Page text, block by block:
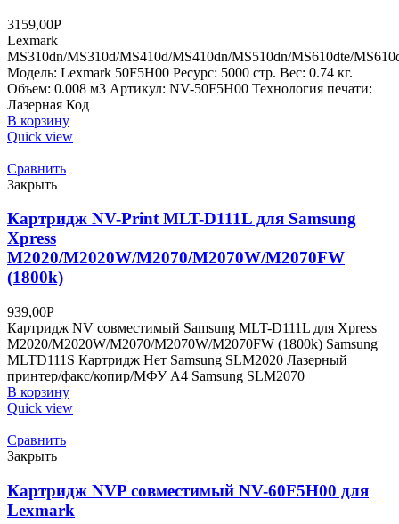
3159,00Р
Lexmark
MS310dn/MS310d/MS410d/MS410dn/MS510dn/MS610dte/
Модель: Lexmark 50F5H00 Ресурс: 5000 стр. Вес: 0.74 кг.
Объем: 0.008 м3 Артикул: NV-50F5H00 Технология печати:
Лазерная Код
В корзину
Quick view
Сравнить
Закрыть
Картридж NV-Print MLT-D111L для Samsung
Xpress
M2020/M2020W/M2070/M2070W/M2070FW
(1800k)
939,00Р
Картридж NV совместимый Samsung MLT-D111L для Xpress
M2020/M2020W/M2070/M2070W/M2070FW (1800k) Samsung
MLTD111S Картридж Нет Samsung SLM2020 Лазерный
принтер/факс/копир/МФУ A4 Samsung SLM2070
В корзину
Quick view
Сравнить
Закрыть
Картридж NVP совместимый NV-60F5H00 для
Lexmark